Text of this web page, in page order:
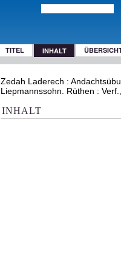
TITEL INHALT
Zedah Laderech :
Liepmannssohn. Rüthen :
INHALT